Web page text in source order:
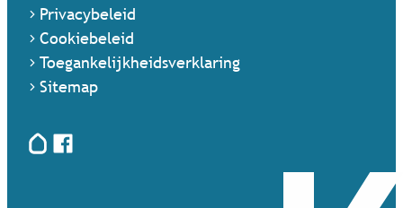
Privacybeleid
Cookiebeleid
Toegankelijkheidsverklaring
Sitemap
HoplrFacebook